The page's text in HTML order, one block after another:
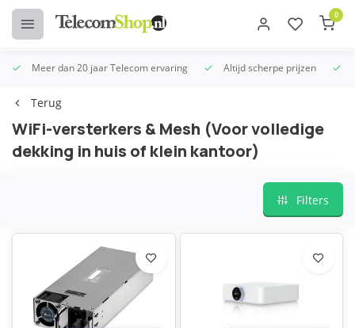
0
Meer dan 20 jaar Telecom ervaring Altijd scherpe prijzen
Terug
WiFi-versterkers & Mesh (Voor volledige
dekking in huis of klein kantoor)
Filters